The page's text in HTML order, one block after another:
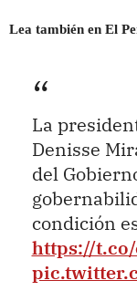
Lea también en El
La
Denisse
del
condición
https://